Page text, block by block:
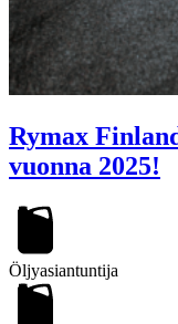
Rymax
vuonna 2025!
Öljyasiantuntija